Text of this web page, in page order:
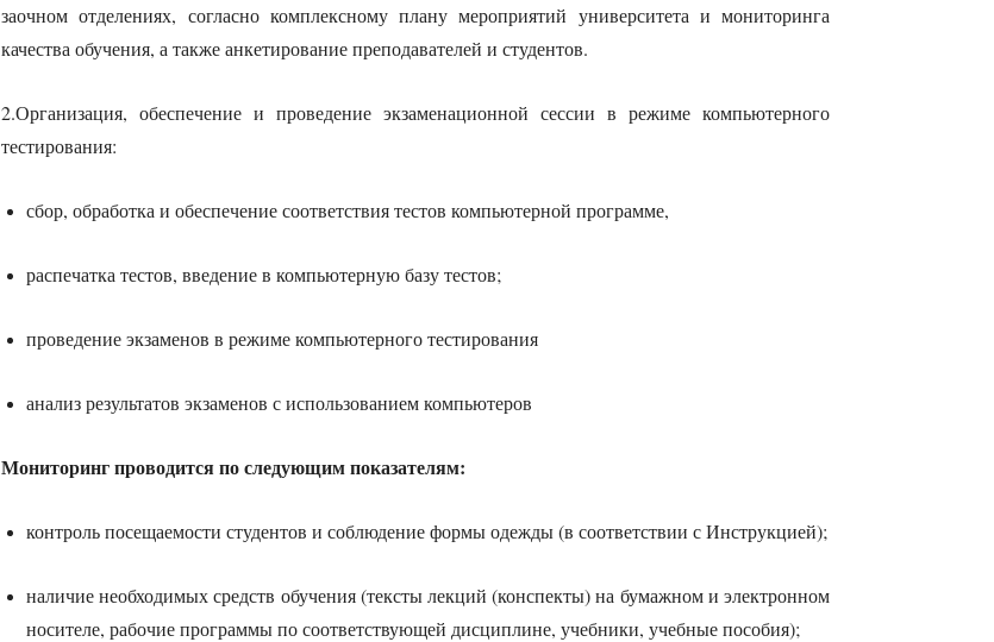
заочном отделениях, согласно комплексному плану мероприятий университета и мониторинга
качества обучения, а также анкетирование преподавателей и студентов.
2.Организация, обеспечение и проведение экзаменационной сессии в режиме компьютерного
тестирования:
сбор, обработка и обеспечение соответствия тестов компьютерной программе,
распечатка тестов, введение в компьютерную базу тестов;
проведение экзаменов в режиме компьютерного тестирования
анализ результатов экзаменов с использованием компьютеров
Мониторинг проводится по следующим показателям:
контроль посещаемости студентов и соблюдение формы одежды (в соответствии с Инструкцией);
наличие необходимых средств обучения (тексты лекций (конспекты) на бумажном и электронном
носителе, рабочие программы по соответствующей дисциплине, учебники, учебные пособия);